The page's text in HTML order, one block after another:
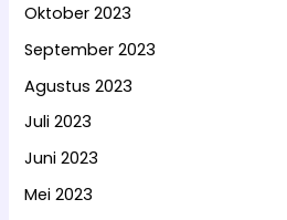
Oktober 2023
September 2023
Agustus 2023
Juli 2023
Juni 2023
Mei 2023